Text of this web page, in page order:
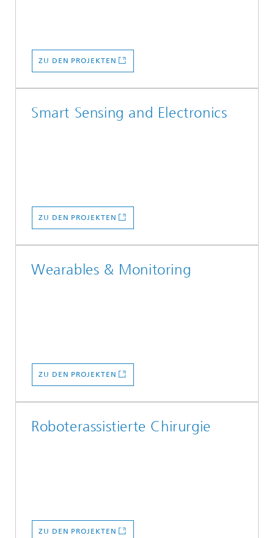
ZU DEN PROJEKTEN
Smart Sensing and Electronics
ZU DEN PROJEKTEN
Wearables & Monitoring
ZU DEN PROJEKTEN
Roboterassistierte Chirurgie
ZU DEN PROJEKTEN